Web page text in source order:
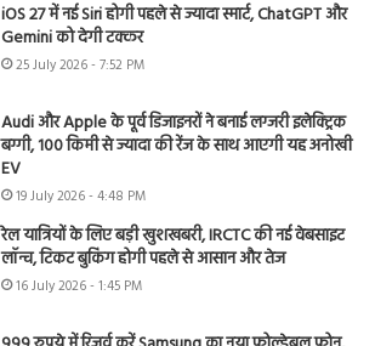
iOS 27 में नई Siri होगी पहले से ज्यादा स्मार्ट, ChatGPT और
Gemini को देगी टक्कर
25 July 2026 - 7:52 PM
Audi और Apple के पूर्व डिजाइनरों ने बनाई लग्जरी इलेक्ट्रिक
बग्गी, 100 किमी से ज्यादा की रेंज के साथ आएगी यह अनोखी
EV
19 July 2026 - 4:48 PM
रेल यात्रियों के लिए बड़ी खुशखबरी, IRCTC की नई वेबसाइट
लॉन्च, टिकट बुकिंग होगी पहले से आसान और तेज
16 July 2026 - 1:45 PM